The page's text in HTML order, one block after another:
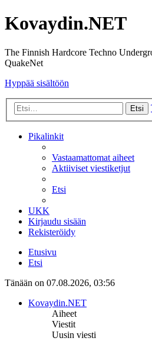
Kovaydin.NET
The Finnish Hardcore Techno
QuakeNet
Hyppää sisältöön
Etsi
Pikalinkit
Vastaamattomat aiheet
Aktiiviset viestiketjut
Etsi
UKK
Kirjaudu sisään
Rekisteröidy
Etusivu
Etsi
Tänään on 07.08.2026, 03:56
Kovaydin.NET
Aiheet
Viestit
Uusin viesti